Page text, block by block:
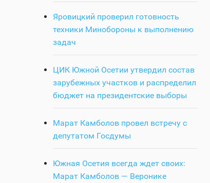
Яровицкий проверил готовность
техники Минобороны к выполнению
задач
ЦИК Южной Осетии утвердил состав
зарубежных участков и распределил
бюджет на президентские выборы
Марат Камболов провел встречу с
депутатом Госдумы
Южная Осетия всегда ждет своих:
Марат Камболов — Веронике